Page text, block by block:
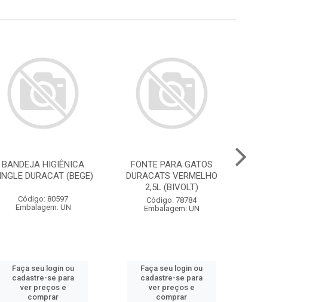
BANDEJA HIGIÊNICA
DURACAT (BEGE)
Código: 80597
Embalagem: UN
Faça seu login ou
cadastre-se para
ver preços e
comprar
FONTE PARA GATOS
DURACATS VERMELHO
2,5L (BIVOLT)
Código: 78784
Embalagem: UN
Faça seu login ou
cadastre-se para
ver preços e
comprar